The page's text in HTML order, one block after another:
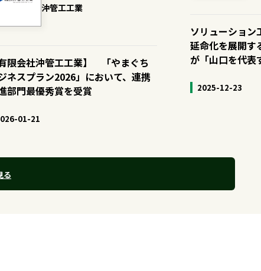
沖管工工業
有限会社沖管工工業】 「やまぐち
ネスプラン2026」において、連携
部門最優秀賞を受賞
01-21
ソリューション
延命化を展開す
が「山口を代表
2025-12-23
る